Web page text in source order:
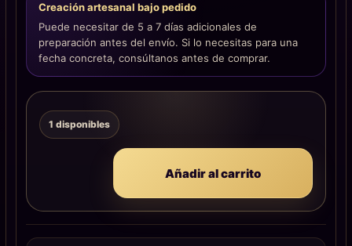
Creación artesanal bajo pedido
Puede necesitar de 5 a 7 días adicionales de
preparación antes del envío. Si lo necesitas para una
fecha concreta, consúltanos antes de comprar.
1 disponibles
Añadir al carrito